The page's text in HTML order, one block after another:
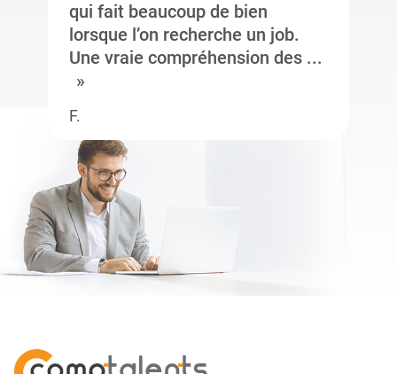
qui fait beaucoup de bien
lorsque l’on recherche un job.
Une vraie compréhension des ...
F.